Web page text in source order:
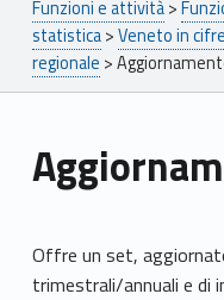
Funzioni e attività>
statistica>Veneto in cifre
regionale >
Offre un set,
trimestrali/annuali e di